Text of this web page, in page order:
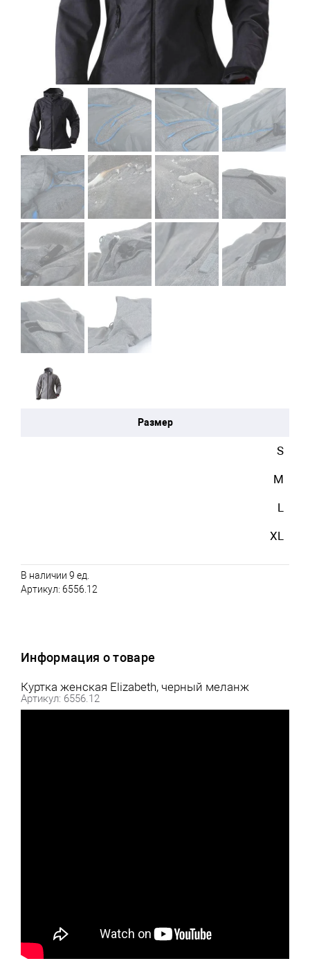
Размер
S
M
L
XL
В наличии 9 ед.
Артикул: 6556.12
Информация о товаре
Куртка женская Elizabeth, черный меланж
Артикул: 6556.12